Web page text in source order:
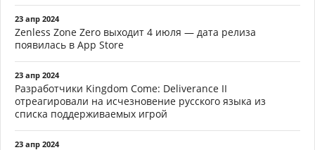
23 апр 2024
Zenless Zone Zero выходит 4 июля — дата релиза
появилась в App Store
23 апр 2024
Разработчики Kingdom Come: Deliverance II
отреагировали на исчезновение русского языка из
списка поддерживаемых игрой
23 апр 2024